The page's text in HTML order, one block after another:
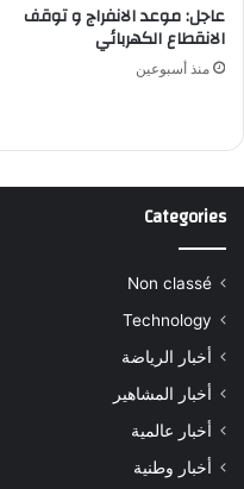
عاجل: موعد الانفراج و توقف
الانقطاع الكهربائي
منذ أسبوعين
Categories
Non classé
Technology
أخبار الرياضة
أخبار المشاهير
أخبار عالمية
أخبار وطنية